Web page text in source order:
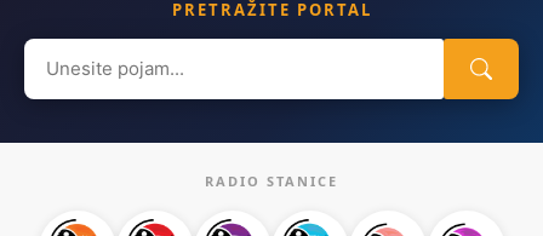
PRETRAŽITE PORTAL
Search
for:
RADIO STANICE